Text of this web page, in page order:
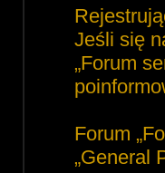
Jeśli się
„Forum
Forum
„General